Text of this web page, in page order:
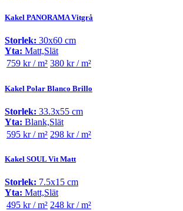
Kakel PANORAMA Vitgrå
Storlek: 30x60 cm
Yta: Matt,Slät
759 kr / m² 380 kr / m²
Kakel Polar Blanco Brillo
Storlek: 33.3x55 cm
Yta: Blank,Slät
595 kr / m² 298 kr / m²
Kakel SOUL Vit Matt
Storlek: 7.5x15 cm
Yta: Matt,Slät
495 kr / m² 248 kr / m²